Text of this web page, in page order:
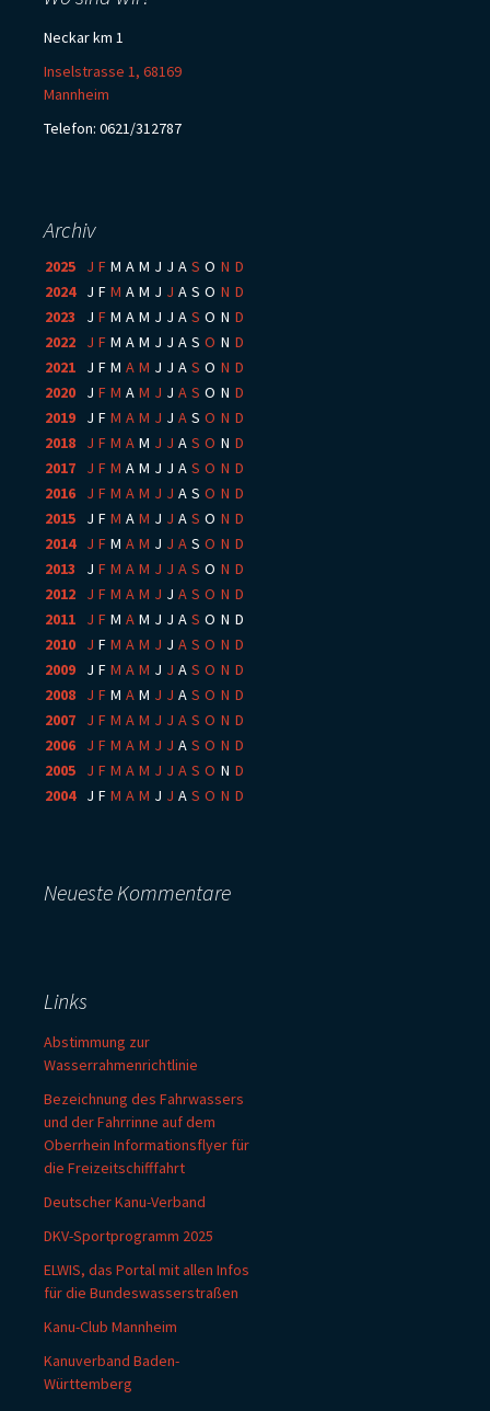
Neckar km 1
Inselstrasse 1, 68169
Mannheim
Telefon: 0621/312787
Archiv
2025 J F M A M J J A S O N D
2024: J F M A M J J A S O N D
2023
J F M A M J J A S O N D
2022
J F M A M J J A S O N D
2021
J F M A M J J A S O N D
2020
J F M A M J J A S O N D
2019
J F M A M J J A S O N D
2018
J F M A M J J A S O N D
2017
J F M A M J J A S O N D
2016
J F M A M J J A S O N D
2015
J F M A M J J A S O N D
2014: J F M A M J J A S O N D
2013
J F M A M J J A S O N D
2012
J F M A M J J A S O N D
2011
J F M A M J J A S O N D
2010
J F M A M J J A S O N D
2009
J F M A M J J A S O N D
2008
J F M A M J J A S O N D
2007
J F M A M J J A S O N D
2006
J F M A M J J A S O N D
2005
J F M A M J J A S O N D
2004: J F M A M J J A S O N D
Neueste Kommentare
Links
Abstimmung zur
Wasserrahmenrichtlinie
Bezeichnung des Fahrwassers
und der Fahrrinne auf dem
Oberrhein Informationsflyer für
die Freizeitschifffahrt
Deutscher Kanu-Verband
DKV-Sportprogramm 2025
ELWIS, das Portal mit allen Infos
für die Bundeswasserstraßen
Kanu-Club Mannheim
Kanuverband Baden-
Württemberg